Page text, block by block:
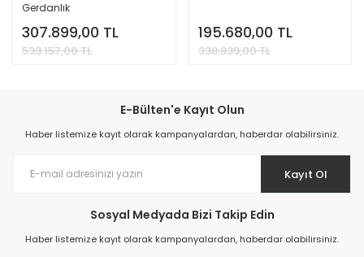
Gerdanlık
307.899,00 TL
533.157,00 TL
195.680,00 TL
338.839,00 TL
E-Bülten'e Kayıt Olun
Haber listemize kayıt olarak kampanyalardan, haberdar olabilirsiniz.
Kayıt Ol
Sosyal Medyada Bizi Takip Edin
Haber listemize kayıt olarak kampanyalardan, haberdar olabilirsiniz.